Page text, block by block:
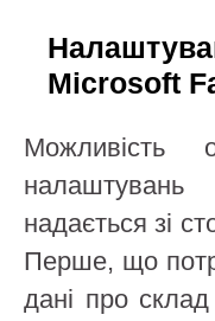
Microsoft
Можливість
надається зі
Перше, що
дані про